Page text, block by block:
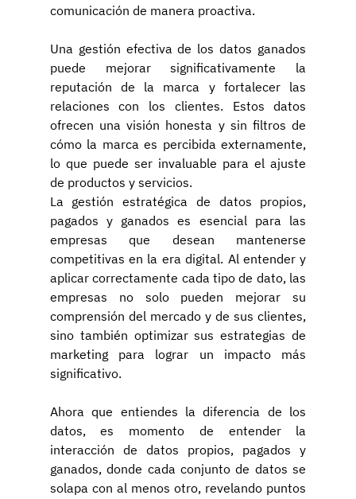
comunicación de manera proactiva.
Una gestión efectiva de los datos ganados
puede mejorar significativamente la
reputación de la marca y fortalecer las
relaciones con los clientes. Estos datos
ofrecen una visión honesta y sin filtros de
cómo la marca es percibida externamente,
lo que puede ser invaluable para el ajuste
de productos y servicios.
La gestión estratégica de datos propios,
pagados y ganados es esencial para las
empresas que desean mantenerse
competitivas en la era digital. Al entender y
aplicar correctamente cada tipo de dato, las
empresas no solo pueden mejorar su
comprensión del mercado y de sus clientes,
sino también optimizar sus estrategias de
marketing para lograr un impacto más
significativo.
Ahora que entiendes la diferencia de los
datos, es momento de entender la
interacción de datos propios, pagados y
ganados, donde cada conjunto de datos se
solapa con al menos otro, revelando puntos